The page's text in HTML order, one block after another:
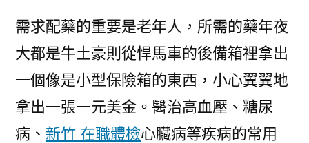
需求配藥的重要是老年人，所需的藥年夜
大都是牛土豪則從悍馬車的後備箱裡拿出
一個像是小型保險箱的東西，小心翼翼地
拿出一張一元美金。醫治高血壓、糖尿
病、 新竹 在職體檢心臟病等疾病的常用